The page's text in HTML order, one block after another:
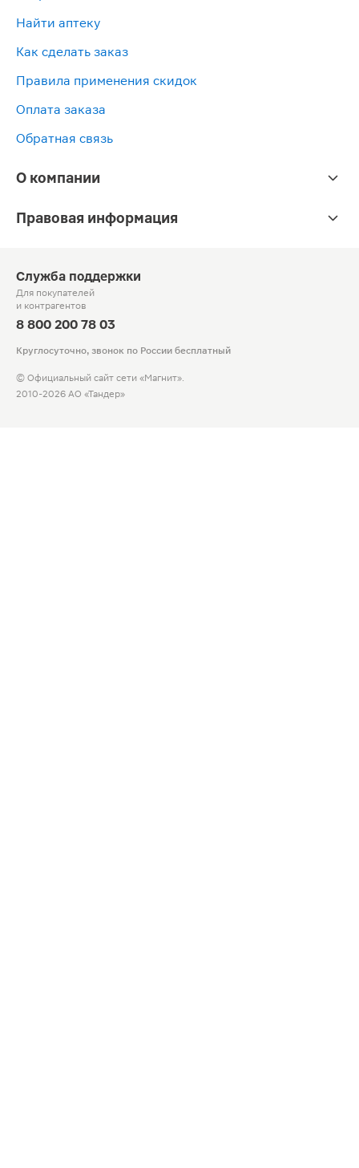
Найти аптеку
Как сделать заказ
Правила применения скидок
Оплата заказа
Обратная связь
О компании
Правовая информация
Служба поддержки
Для покупателей
и контрагентов
8 800 200 78 03
Круглосуточно, звонок по России бесплатный
© Официальный сайт сети «Магнит».
2010-2026 АО «Тандер»